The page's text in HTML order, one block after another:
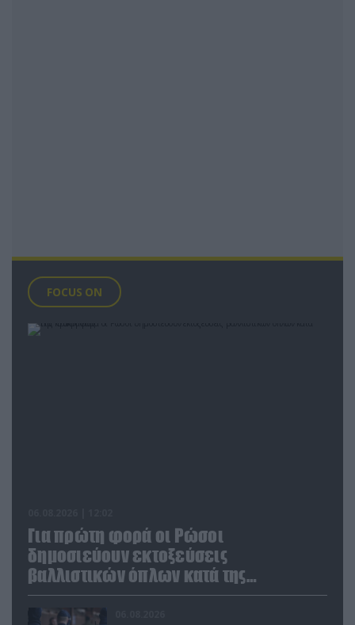
FOCUS ON
Για πρώτη φορά οι Ρώσοι
δημοσιεύουν εκτοξεύσεις
βαλλιστικών όπλων κατά της
Ουκρανίας